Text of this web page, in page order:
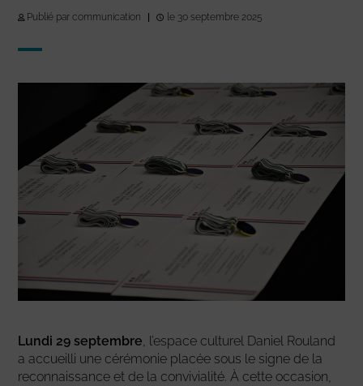
Publié par communication le 30 septembre 2025
Lundi 29 septembre, l’espace culturel Daniel Rouland
a accueilli une cérémonie placée sous le signe de la
reconnaissance et de la convivialité. À cette occasion,